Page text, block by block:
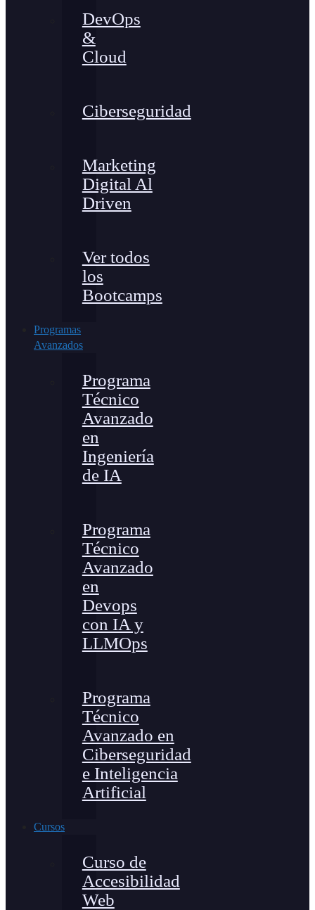
DevOps
&
Cloud
Ciberseguridad
Marketing
Digital Al
Driven
Ver todos
los
Bootcamps
Programas
Avanzados
Programa
Técnico
Avanzado
en
Ingeniería
de IA
Programa
Técnico
Avanzado
en
Devops
con IA y
LLMOps
Programa
Técnico
Avanzado en
Ciberseguridad
e Inteligencia
Artificial
Cursos
Curso de
Accesibilidad
Web